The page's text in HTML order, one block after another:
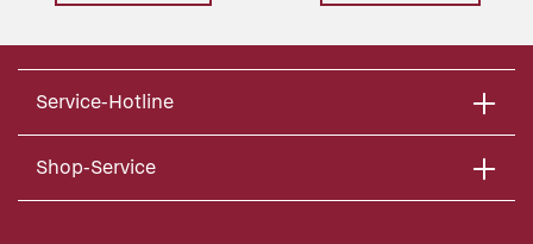
Service-Hotline
Shop-Service